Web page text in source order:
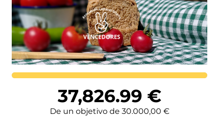
Lortutakoa
37,826.99 €
De un objetivo de 30.000,00 €